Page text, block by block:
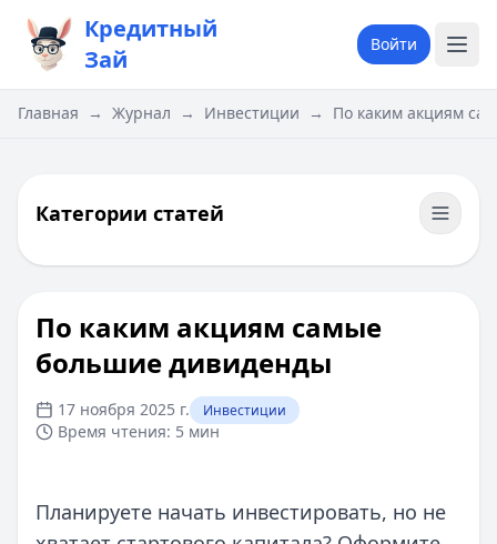
Кредитный
Зай
Войти
Главная → Журнал → Инвестиции → По каким акциям
Категории статей
По каким акциям самые
большие дивиденды
17 ноября 2025 г. Инвестиции
Время чтения: 5 мин
Планируете начать инвестировать, но не